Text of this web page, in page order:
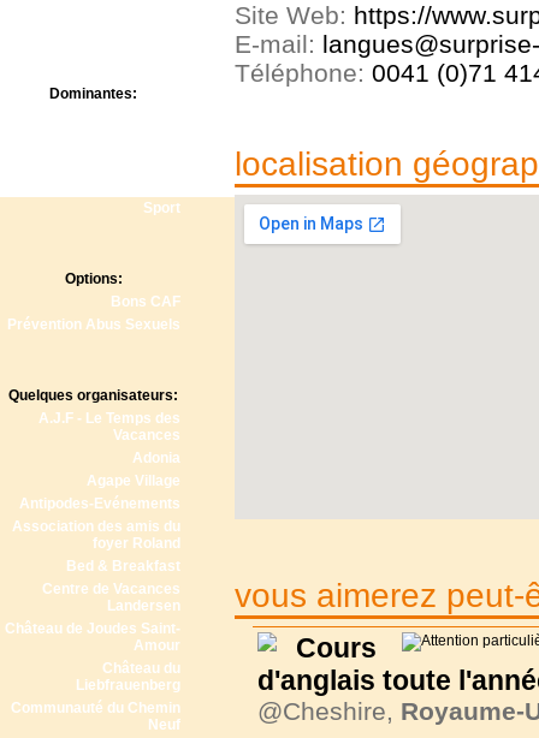
Dominantes:
Sport
Options:
Bons CAF
Prévention Abus Sexuels
Quelques organisateurs:
A.J.F - Le Temps des
Vacances
Adonia
Agape Village
Antipodes-Evénements
Association des amis du
foyer Roland
Bed & Breakfast
Centre de Vacances
Landersen
Château de Joudes Saint-
Amour
Château du
Liebfrauenberg
Communauté du Chemin
Neuf
Site Web: https://
E-mail:
Téléphone: 0041 (0)71
localisation
vous aimerez peut-
Cours
d'anglais toute
@Cheshire, Royaume-